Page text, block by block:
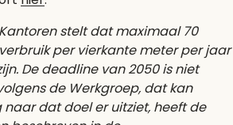
Kantoren stelt dat maximaal 70
per vierkante meter per jaar
De deadline van 2050 is niet
de Werkgroep, dat kan
naar dat doel er uitziet, heeft de